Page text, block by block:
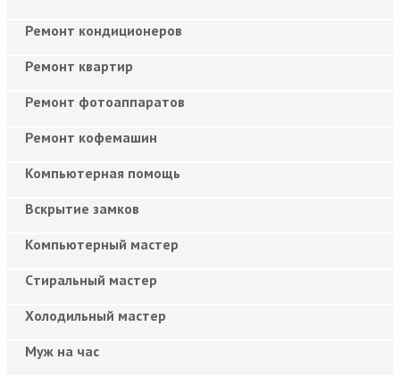
Ремонт кондиционеров
Ремонт квартир
Ремонт фотоаппаратов
Ремонт кофемашин
Компьютерная помощь
Вскрытие замков
Компьютерный мастер
Cтиральный мастер
Холодильный мастер
Муж на час